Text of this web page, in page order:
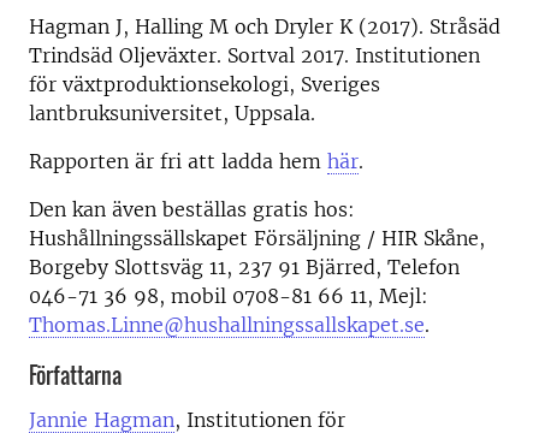
Hagman J, Halling M och Dryler K (2017). Stråsäd
Trindsäd Oljeväxter. Sortval 2017. Institutionen
för växtproduktionsekologi, Sveriges
lantbruksuniversitet, Uppsala.
Rapporten är fri att ladda hem här.
Den kan även beställas gratis hos:
Hushållningssällskapet Försäljning / HIR Skåne,
Borgeby Slottsväg 11, 237 91 Bjärred, Telefon
046-71 36 98, mobil 0708-81 66 11, Mejl:
Thomas.Linne@hushallningssallskapet.se.
Författarna
Jannie Hagman, Institutionen för